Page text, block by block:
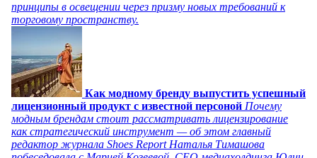
принципы в освещении через призму новых требований к
торговому пространству.
Как модному бренду выпустить успешный
лицензионный продукт с известной персоной Почему
модным брендам стоит рассматривать лицензирование
как стратегический инструмент — об этом главный
редактор журнала Shoes Report Наталья Тимашова